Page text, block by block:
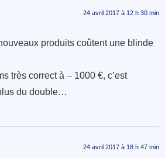
24 avril 2017 à 12 h 30 min
produits coûtent une blinde
très correct à – 1000 €, c’est
du double…
24 avril 2017 à 18 h 47 min